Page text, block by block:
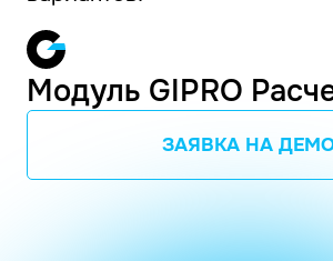
Модуль GIPRO
ЗАЯВКА НА